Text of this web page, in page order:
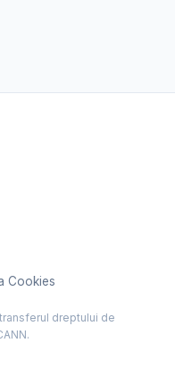
Cookies
dreptului de